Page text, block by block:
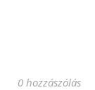
0 hozzászólás